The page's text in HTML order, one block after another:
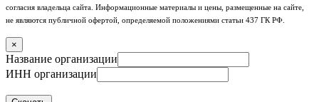
согласия владельца сайта. Информационные материалы и цены, размещенные на сайте,
не являются публичной офертой, определяемой положениями статьи 437 ГК РФ.
×
Название организации
ИНН организации